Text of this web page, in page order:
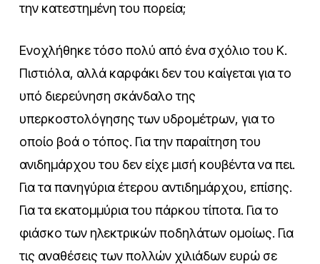
την κατεστημένη του πορεία;
Ενοχλήθηκε τόσο πολύ από ένα σχόλιο του Κ.
Πιστιόλα, αλλά καρφάκι δεν του καίγεται για το
υπό διερεύνηση σκάνδαλο της
υπερκοστολόγησης των υδρομέτρων, για το
οποίο βοά ο τόπος. Για την παραίτηση του
ανιδημάρχου του δεν είχε μισή κουβέντα να πει.
Για τα πανηγύρια έτερου αντιδημάρχου, επίσης.
Για τα εκατομμύρια του πάρκου τίποτα. Για το
φιάσκο των ηλεκτρικών ποδηλάτων ομοίως. Για
τις αναθέσεις των πολλών χιλιάδων ευρώ σε